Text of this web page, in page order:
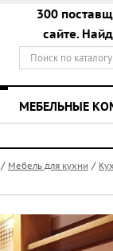
300
сайте.
МЕБЕЛЬНЫЕ
/ Мебель для кухни /